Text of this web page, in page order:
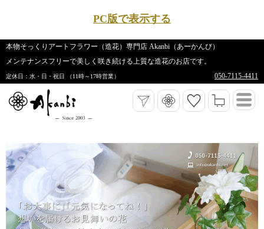
PC版で表示する
本物そっくりアートフラワー（造花）専門店 Akanbi（あーかんび）
メンテナンスフリーで美しく咲き続ける上質な造花のお店です。
定休日：水・日・祝日 （11時～17時営業） 050-7115-4411